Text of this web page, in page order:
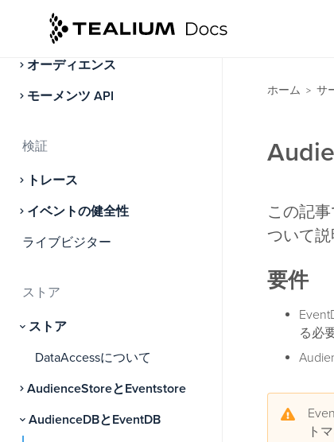
アクティベート
オーディエンス
モーメンツ API
検証
トレース
イベントの健全性
ライブビジター
ストア
ストア
DataAccessについて
AudienceStoreとEventstore
AudienceDBとEventDB
ホーム > サ
この記
ついて説
要件
る必
ト